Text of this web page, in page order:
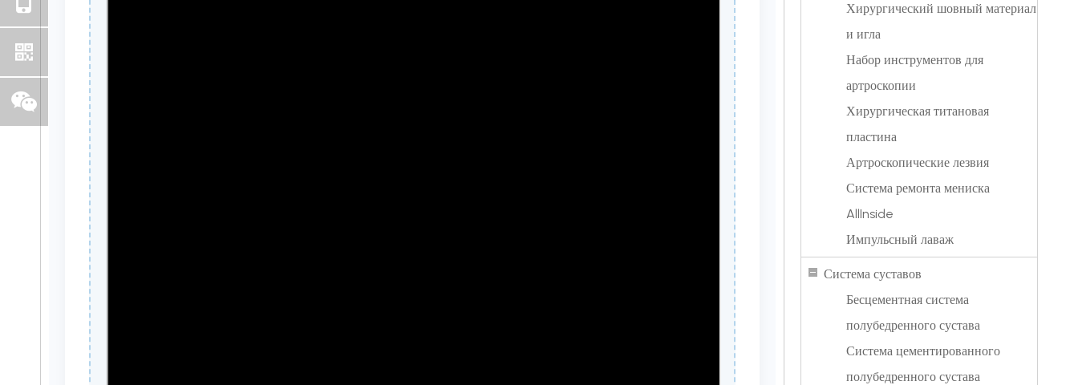
Хирургический шовный материал
и игла
Набор инструментов для
артроскопии
Хирургическая титановая
пластина
Артроскопические лезвия
Система ремонта мениска
AllInside
Импульсный лаваж
Система суставов
Бесцементная система
полубедренного сустава
Система цементированного
полубедренного сустава